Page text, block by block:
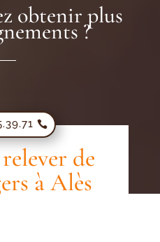
obtenir plus
?
de
à Alès